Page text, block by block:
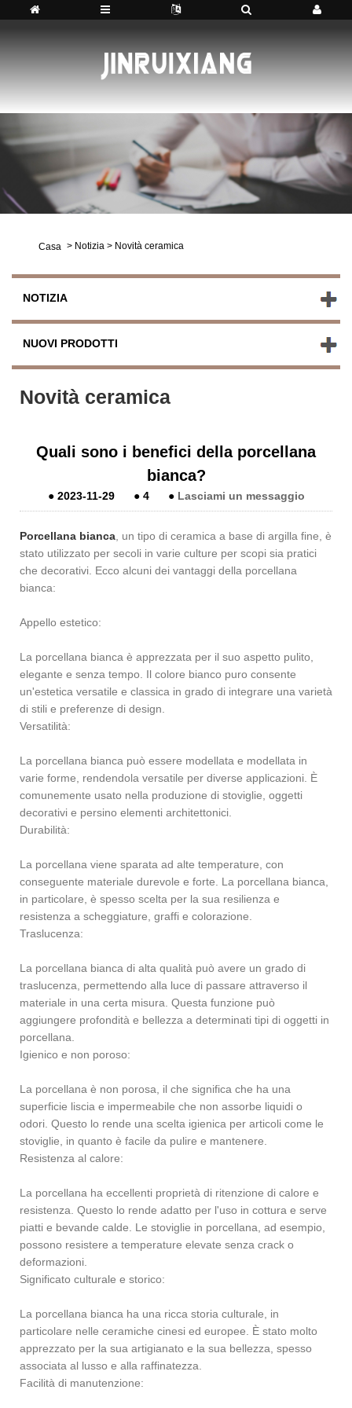
Casa > Notizia > Novità ceramica
NOTIZIA
NUOVI PRODOTTI
Novità ceramica
Quali sono i benefici della porcellana
bianca?
● 2023-11-29 ● 4 ● Lasciami un messaggio
Porcellana bianca, un tipo di ceramica a base di argilla fine, è
stato utilizzato per secoli in varie culture per scopi sia pratici
che decorativi. Ecco alcuni dei vantaggi della porcellana
bianca:
Appello estetico:
La porcellana bianca è apprezzata per il suo aspetto pulito,
elegante e senza tempo. Il colore bianco puro consente
un'estetica versatile e classica in grado di integrare una varietà
di stili e preferenze di design.
Versatilità:
La porcellana bianca può essere modellata e modellata in
varie forme, rendendola versatile per diverse applicazioni. È
comunemente usato nella produzione di stoviglie, oggetti
decorativi e persino elementi architettonici.
Durabilità:
La porcellana viene sparata ad alte temperature, con
conseguente materiale durevole e forte. La porcellana bianca,
in particolare, è spesso scelta per la sua resilienza e
resistenza a scheggiature, graffi e colorazione.
Traslucenza:
La porcellana bianca di alta qualità può avere un grado di
traslucenza, permettendo alla luce di passare attraverso il
materiale in una certa misura. Questa funzione può
aggiungere profondità e bellezza a determinati tipi di oggetti in
porcellana.
Igienico e non poroso:
La porcellana è non porosa, il che significa che ha una
superficie liscia e impermeabile che non assorbe liquidi o
odori. Questo lo rende una scelta igienica per articoli come le
stoviglie, in quanto è facile da pulire e mantenere.
Resistenza al calore:
La porcellana ha eccellenti proprietà di ritenzione di calore e
resistenza. Questo lo rende adatto per l'uso in cottura e serve
piatti e bevande calde. Le stoviglie in porcellana, ad esempio,
possono resistere a temperature elevate senza crack o
deformazioni.
Significato culturale e storico:
La porcellana bianca ha una ricca storia culturale, in
particolare nelle ceramiche cinesi ed europee. È stato molto
apprezzato per la sua artigianato e la sua bellezza, spesso
associata al lusso e alla raffinatezza.
Facilità di manutenzione: